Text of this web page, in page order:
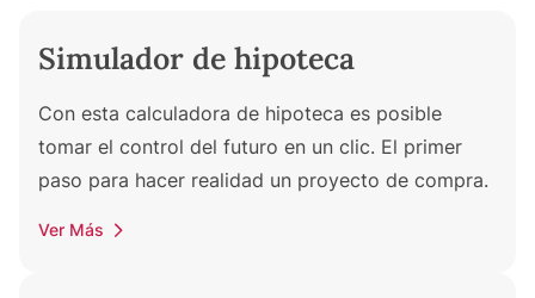
Simulador de hipoteca
Con esta calculadora de hipoteca es posible
tomar el control del futuro en un clic. El primer
paso para hacer realidad un proyecto de compra.
Ver Más